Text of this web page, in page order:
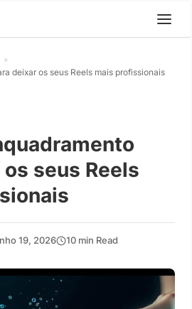
»
deixar os seus Reels mais profissionais
seus Reels
19, 2026 10 min Read